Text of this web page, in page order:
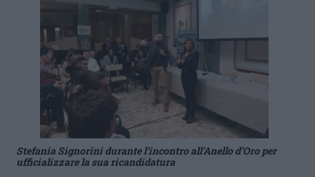
Stefania Signorini durante l’incontro all’Anello d’Oro per
ufficializzare la sua ricandidatura